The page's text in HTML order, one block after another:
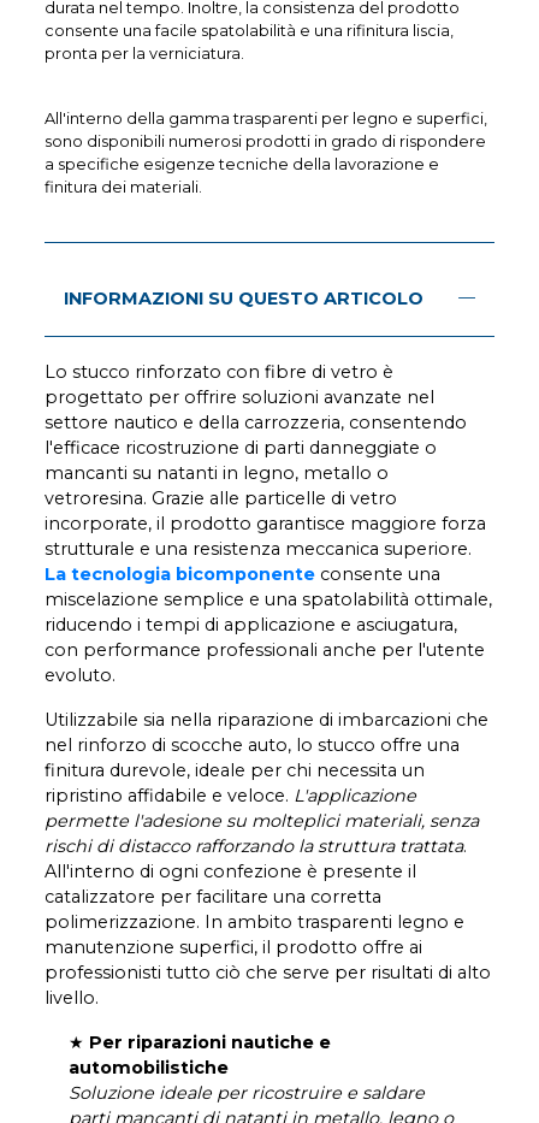
durata nel tempo. Inoltre, la consistenza del prodotto
consente una facile spatolabilità e una rifinitura liscia,
pronta per la verniciatura.
All'interno della gamma trasparenti per legno e superfici,
sono disponibili numerosi prodotti in grado di rispondere
a specifiche esigenze tecniche della lavorazione e
finitura dei materiali.
INFORMAZIONI SU QUESTO ARTICOLO
Lo stucco rinforzato con fibre di vetro è
progettato per offrire soluzioni avanzate nel
settore nautico e della carrozzeria, consentendo
l'efficace ricostruzione di parti danneggiate o
mancanti su natanti in legno, metallo o
vetroresina. Grazie alle particelle di vetro
incorporate, il prodotto garantisce maggiore forza
strutturale e una resistenza meccanica superiore.
La tecnologia bicomponente consente una
miscelazione semplice e una spatolabilità ottimale,
riducendo i tempi di applicazione e asciugatura,
con performance professionali anche per l'utente
evoluto.
Utilizzabile sia nella riparazione di imbarcazioni che
nel rinforzo di scocche auto, lo stucco offre una
finitura durevole, ideale per chi necessita un
ripristino affidabile e veloce. L'applicazione
permette l'adesione su molteplici materiali, senza
rischi di distacco rafforzando la struttura trattata.
All'interno di ogni confezione è presente il
catalizzatore per facilitare una corretta
polimerizzazione. In ambito trasparenti legno e
manutenzione superfici, il prodotto offre ai
professionisti tutto ciò che serve per risultati di alto
livello.
★ Per riparazioni nautiche e
automobilistiche
Soluzione ideale per ricostruire e saldare
parti mancanti di natanti in metallo, legno o